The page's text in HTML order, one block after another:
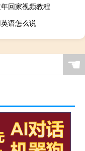
回家视频教程
语怎么说
☚